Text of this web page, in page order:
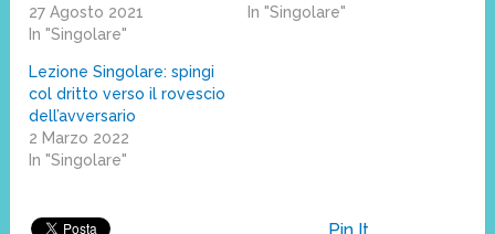
27 Agosto 2021
In "Singolare"
In "Singolare"
Lezione Singolare: spingi
col dritto verso il rovescio
dell’avversario
2 Marzo 2022
In "Singolare"
Pin It